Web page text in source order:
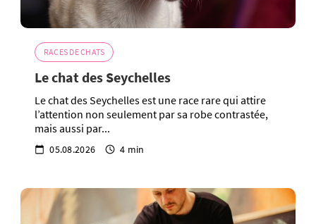
RACES DE CHATS
Le chat des Seychelles
Le chat des Seychelles est une race rare qui attire
l’attention non seulement par sa robe contrastée,
mais aussi par...
05.08.2026 4 min